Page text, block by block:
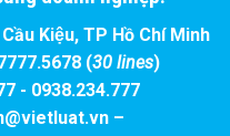
Kiệu, TP Hồ Chí Minh
(30 lines)
- 0938.234.777
–